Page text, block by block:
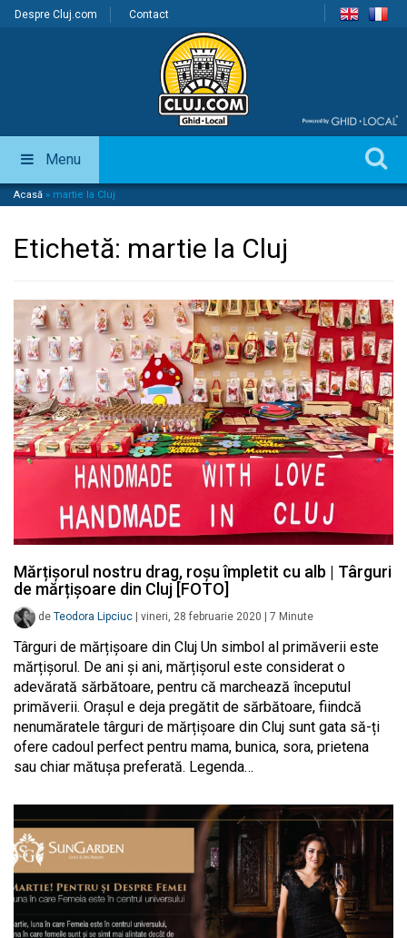
Despre Cluj.com Contact
Menu
Acasă » martie la Cluj
Etichetă: martie la Cluj
Mărțișorul nostru drag, roșu împletit cu alb | Târguri
de mărțișoare din Cluj [FOTO]
de Teodora Lipciuc vineri, 28 februarie 2020 7 Minute
Târguri de mărțișoare din Cluj Un simbol al primăverii este
mărțișorul. De ani și ani, mărțișorul este considerat o
adevărată sărbătoare, pentru că marchează începutul
primăverii. Orașul e deja pregătit de sărbătoare, fiindcă
nenumăratele târguri de mărțișoare din Cluj sunt gata să-ți
ofere cadoul perfect pentru mama, bunica, sora, prietena
sau chiar mătușa preferată. Legenda…